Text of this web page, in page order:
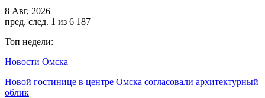
8 Авг, 2026
пред. след. 1 из 6 187
Топ недели:
Новости Омска
Новой гостинице в центре Омска согласовали архитектурный
облик